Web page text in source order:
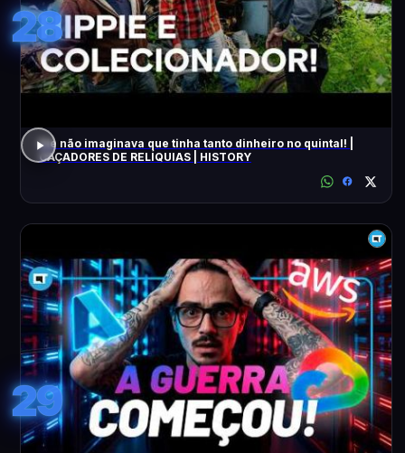
28
Ele não imaginava que tinha tanto dinheiro no quintal! |
CAÇADORES DE RELÍQUIAS | HISTORY
29